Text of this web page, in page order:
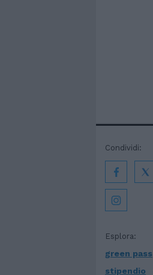
Esplora:
green pass
stipendio
Condividi: